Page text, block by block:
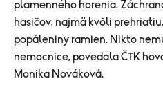
plamenného horenia.
hasičov, najmä kvôli
popáleniny ramien. Nikto
nemocnice, povedala ČTK
Monika Nováková.